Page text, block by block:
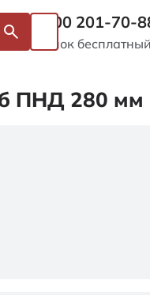
8 800 201-70-
Звонок бесплатный
ПНД 280 мм